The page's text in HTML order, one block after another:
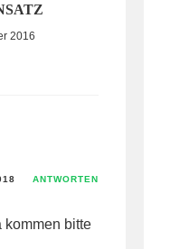
2016
ANTWORTEN
kommen bitte